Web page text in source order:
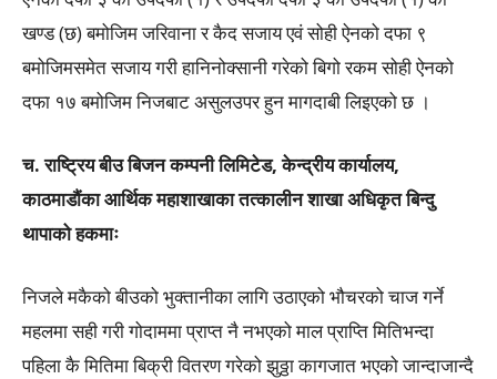
खण्ड (छ) बमोजिम जरिवाना र कैद सजाय एवं सोही ऐनको दफा ९
बमोजिमसमेत सजाय गरी हानिनोक्सानी गरेको बिगो रकम सोही ऐनको
दफा १७ बमोजिम निजबाट असुलउपर हुन मागदाबी लिइएको छ ।
च. राष्ट्रिय बीउ बिजन कम्पनी लिमिटेड, केन्द्रीय कार्यालय,
काठमाडौंका आर्थिक महाशाखाका तत्कालीन शाखा अधिकृत बिन्दु
थापाको हकमाः
निजले मकैको बीउको भुक्तानीका लागि उठाएको भौचरको चाज गर्ने
महलमा सही गरी गोदाममा प्राप्त नै नभएको माल प्राप्ति मितिभन्दा
पहिला कै मितिमा बिक्री वितरण गरेको झुठ्ठा कागजात भएको जान्दाजान्दै